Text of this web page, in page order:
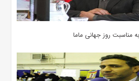
مناسبت روز جهانی ماما